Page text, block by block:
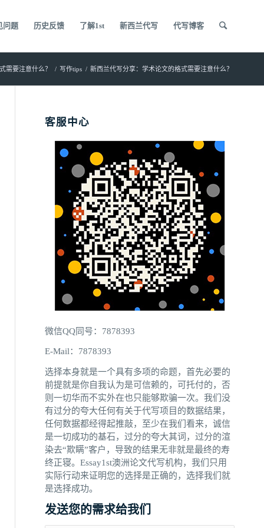
问题 历史反馈 了解1st 新西兰代写 代写博客
需要注意什么？ / 写作tips / 新西兰代写分享：学术论文的格式需要注意什么？
客服中心
微信QQ同号：7878393
E-Mail：7878393
选择本身就是一个具有多项的命题，首先必要的
前提就是你自我认为是可信赖的，可托付的，否
则一切华而不实外在也只能够欺骗一次。我们没
有过分的夸大任何有关于代写项目的数据结果，
任何数据都经得起推敲，至少在我们看来，诚信
是一切成功的基石，过分的夸大其词，过分的渲
染去“欺瞒”客户，导致的结果无非就是最终的寿
终正寝。Essay1st澳洲论文代写机构，我们只用
实际行动来证明您的选择是正确的，选择我们就
是选择成功。
发送您的需求给我们